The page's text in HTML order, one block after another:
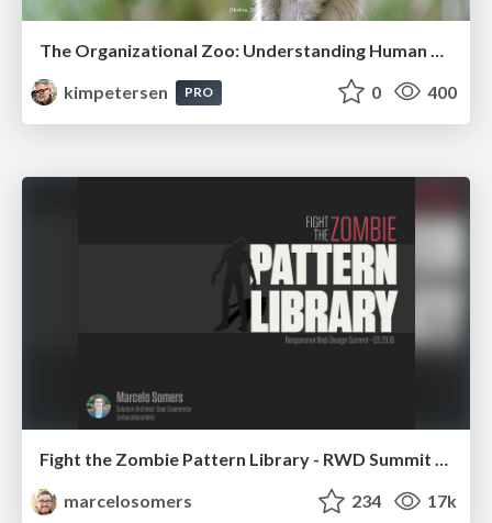
kimpetersen
PRO 0 400
Fight the Zombie Pattern Library - RWD Summit 2016
marcelosomers
234 17k